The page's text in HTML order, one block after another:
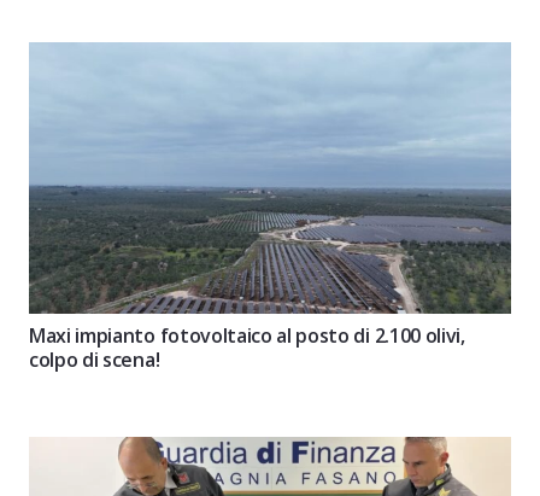
Maxi impianto fotovoltaico al posto di 2.100 olivi,
colpo di scena!